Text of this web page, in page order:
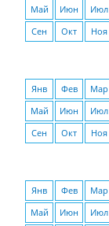
Май Июн Июл
Сен
Окт Ноя
Янв Фев Мар
Май
Июн Июл
Сен
Окт Ноя
Янв Фев Мар
Май
Июн Июл